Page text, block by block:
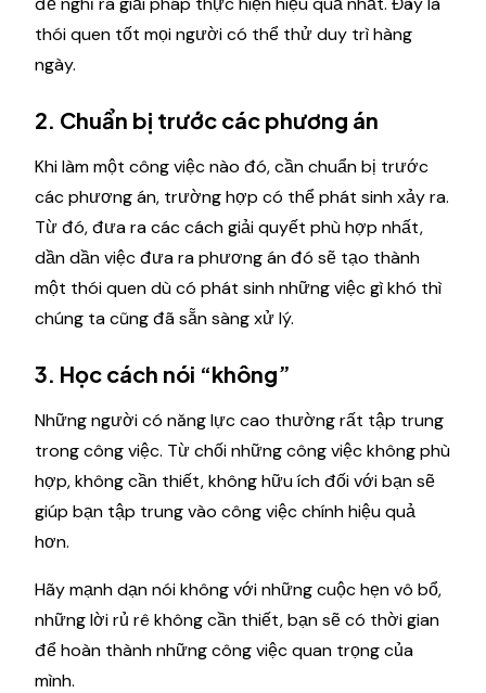
thói quen tốt mọi người có thể thử duy trì hàng
ngày.
2. Chuẩn bị trước các phương án
Khi làm một công việc nào đó, cần chuẩn bị trước
các phương án, trường hợp có thể phát sinh xảy ra.
Từ đó, đưa ra các cách giải quyết phù hợp nhất,
dần dần việc đưa ra phương án đó sẽ tạo thành
một thói quen dù có phát sinh những việc gì khó thì
chúng ta cũng đã sẵn sàng xử lý.
3. Học cách nói “không”
Những người có năng lực cao thường rất tập trung
trong công việc. Từ chối những công việc không phù
hợp, không cần thiết, không hữu ích đối với bạn sẽ
giúp bạn tập trung vào công việc chính hiệu quả
hơn.
Hãy mạnh dạn nói không với những cuộc hẹn vô bổ,
những lời rủ rê không cần thiết, bạn sẽ có thời gian
để hoàn thành những công việc quan trọng của
mình.